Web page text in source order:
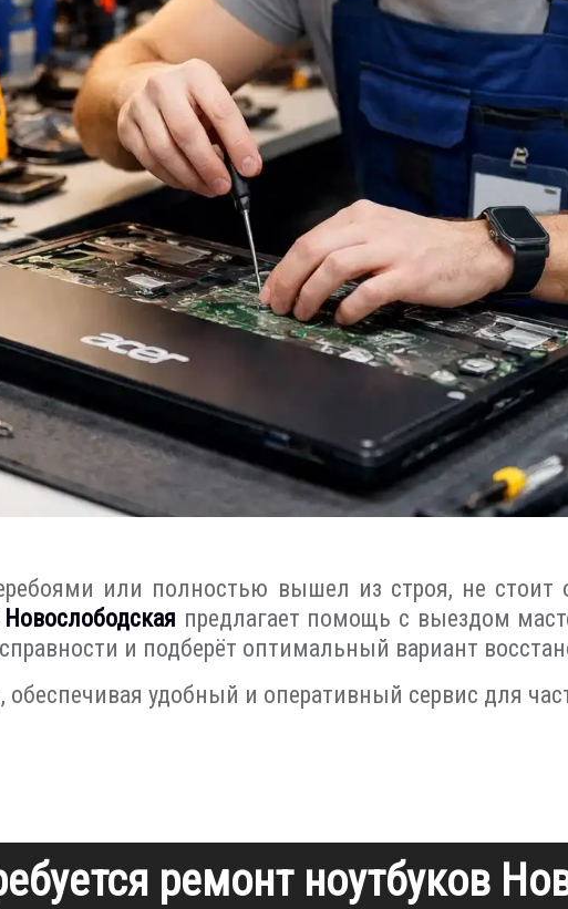
или полностью вышел из строя, не
предлагает помощь с выездом
и подберёт оптимальный вариант
обеспечивая удобный и оперативный сервис для
ремонт ноутбуков